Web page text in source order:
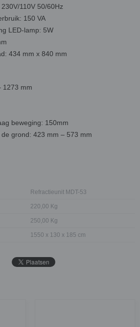
110V 50/60Hz
150 VA
LED-lamp: 5W
434 mm x 840 mm
1273 mm
beweging: 150mm
grond: 423 mm – 573 mm
Refractieunit MDT-53
220,00 Kg
250,00 Kg
1550 x 130 x 185 cm